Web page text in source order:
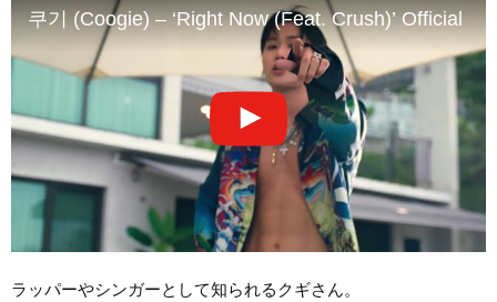
쿠기 (Coogie) – ‘Right Now (Feat. Crush)’ Official MV
ラッパーやシンガーとして知られるクギさん。